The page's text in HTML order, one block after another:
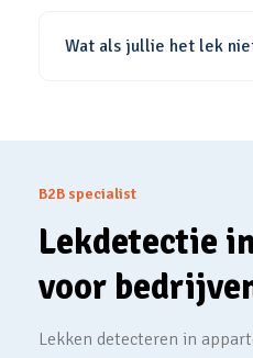
Wat als jullie het lek
B2B specialist
Lekdetectie
voor
Lekken detecteren in